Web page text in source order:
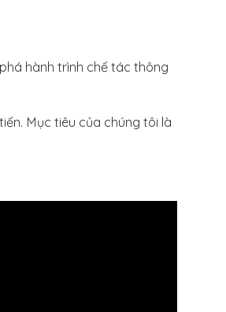
hành trình chế tác thông
Mục tiêu của chúng tôi là